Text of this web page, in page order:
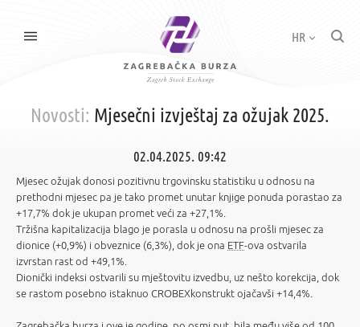
HR
Novosti: Mjesečni izvještaj za ožujak 2025.
02.04.2025. 09:42
Mjesec ožujak donosi pozitivnu trgovinsku statistiku u odnosu na
prethodni mjesec pa je tako promet unutar knjige ponuda porastao za
+17,7% dok je ukupan promet veći za +27,1%.
Tržišna kapitalizacija blago je porasla u odnosu na prošli mjesec za
dionice (+0,9%) i obveznice (6,3%), dok je ona ETF-ova ostvarila
izvrstan rast od +49,1%.
Dionički indeksi ostvarili su mještovitu izvedbu, uz nešto korekcija, dok
se rastom posebno istaknuo CROBEXkonstrukt ojačavši +14,4%.